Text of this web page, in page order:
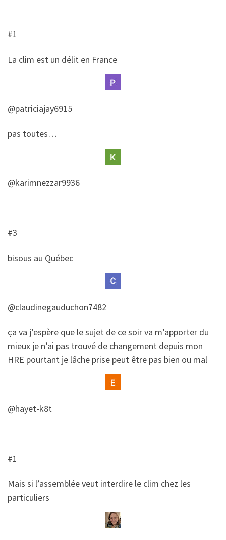
#1
​La clim est un délit en France
@patriciajay6915
​​pas toutes…
@karimnezzar9936
#3
​bisous au Québec
@claudinegauduchon7482
​​ça va j’espère que le sujet de ce soir va m’apporter du
mieux je n’ai pas trouvé de changement depuis mon
HRE pourtant je lâche prise peut être pas bien ou mal
@hayet-k8t
#1
​Mais si l’assemblée veut interdire le clim chez les
particuliers